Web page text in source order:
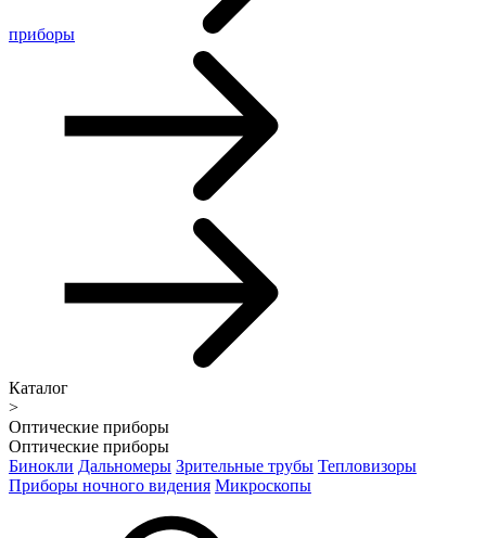
приборы
Каталог
>
Оптические приборы
Оптические приборы
Бинокли Дальномеры Зрительные трубы Тепловизоры
Приборы ночного видения Микроскопы